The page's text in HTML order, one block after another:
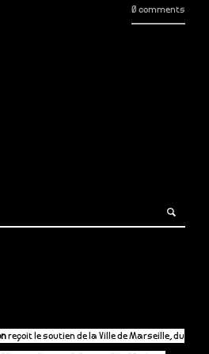
0 comments
reçoit le soutien de la Ville de Marseille, du